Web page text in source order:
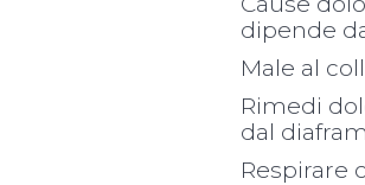
dipende
Male al
Rimedi
dal
Respirare